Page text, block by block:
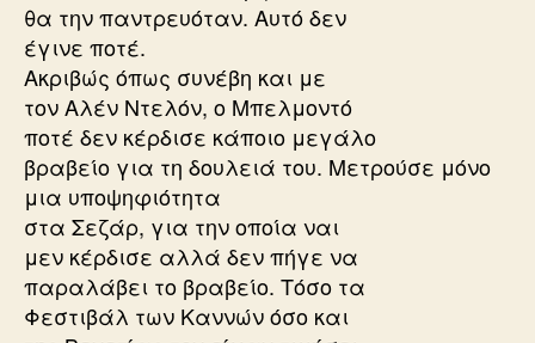
θα την παντρευόταν. Αυτό δεν
έγινε ποτέ.
Ακριβώς όπως συνέβη και με
τον Αλέν Ντελόν, ο Μπελμοντό
ποτέ δεν κέρδισε κάποιο μεγάλο
βραβείο για τη δουλειά του. Μετρούσε μόνο
μια υποψηφιότητα
στα Σεζάρ, για την οποία ναι
μεν κέρδισε αλλά δεν πήγε να
παραλάβει το βραβείο. Τόσο τα
Φεστιβάλ των Καννών όσο και